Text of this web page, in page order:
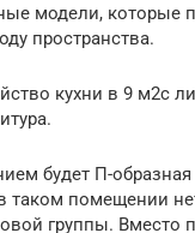
модели, которые
пространства.
кухни в 9 м2с
будет П-
таком помещении
группы. Вместо